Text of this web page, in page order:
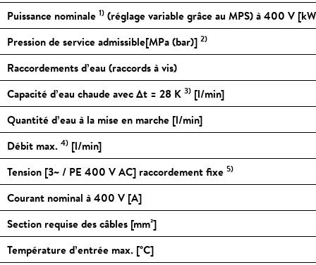
Puissance nominale 1) (réglage variable grâce au MPS) à 400 V
Pression de service admissible[MPa (bar)] 2)
Raccordements d’eau (raccords à vis)
Capacité d’eau chaude avec Δt = 28 K 3) [l/min]
Quantité d’eau à la mise en marche [l/min]
Débit max. 4) [l/min]
Tension [3~ / PE 400 V AC] raccordement fixe 5)
Courant nominal à 400 V [A]
Section requise des câbles [mm²]
Température d’entrée max. [°C]